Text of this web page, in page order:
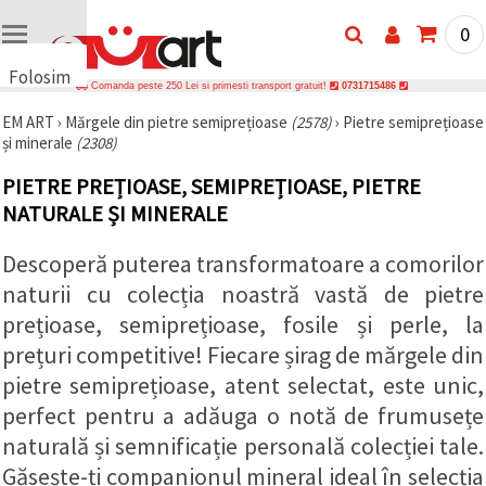
Folosim
uri
🍪 Folosim
și
tehnologii
similare
asigura
funcționarea
corectă a
pentru a vă
îmbunătăți
experiența
și, cu
acordul
dumneavoastră,
analiza
traficul și a
0
Comanda peste 250 Lei si primesti transport gratuit! 0731715486
EM ART › Mărgele din pietre semiprețioase (2578)› Pietre semiprețioase
și minerale (2308)
PIETRE PREȚIOASE, SEMIPREȚIOASE, PIETRE
NATURALE ȘI MINERALE
Descoperă puterea transformatoare a comorilor
naturii cu colecția noastră vastă de pietre
prețioase, semiprețioase, fosile și perle, la
prețuri competitive! Fiecare șirag de mărgele din
pietre semiprețioase, atent selectat, este unic,
perfect pentru a adăuga o notă de frumusețe
naturală și semnificație personală colecției tale.
Găsește-ți companionul mineral ideal în selecția